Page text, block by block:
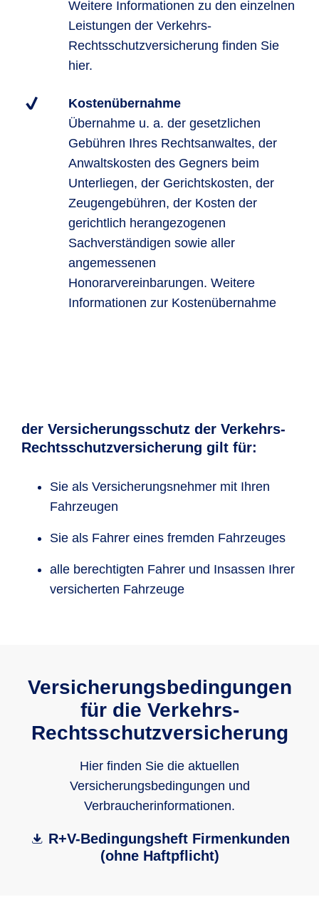
Weitere Informationen zu den einzelnen
Leistungen der Verkehrs-
Rechtsschutzversicherung finden Sie
hier.
Kostenübernahme
Übernahme u. a. der gesetzlichen
Gebühren Ihres Rechtsanwaltes, der
Anwaltskosten des Gegners beim
Unterliegen, der Gerichtskosten, der
Zeugengebühren, der Kosten der
gerichtlich herangezogenen
Sachverständigen sowie aller
angemessenen
Honorarvereinbarungen. Weitere
Informationen zur Kostenübernahme
der Versicherungsschutz der Verkehrs-
Rechtsschutzversicherung gilt für:
Sie als Versicherungsnehmer mit Ihren
Fahrzeugen
Sie als Fahrer eines fremden Fahrzeuges
alle berechtigten Fahrer und Insassen Ihrer
versicherten Fahrzeuge
Versicherungsbedingungen
für die Verkehrs-
Rechtsschutzversicherung
Hier finden Sie die aktuellen
Versicherungsbedingungen und
Verbraucherinformationen.
R+V-Bedingungsheft Firmenkunden
(ohne Haftpflicht)